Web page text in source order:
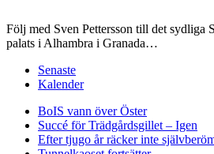
Följ med Sven Pettersson till det sydliga
palats i Alhambra i Granada…
Senaste
Kalender
BoIS vann över Öster
Succé för Trädgårdsgillet – Igen
Efter tjugo år räcker inte